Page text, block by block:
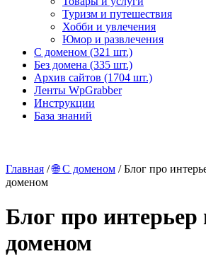
Туризм и путешествия
Хобби и увлечения
Юмор и развлечения
С доменом (321 шт.)
Без домена (335 шт.)
Архив сайтов (1704 шт.)
Ленты WpGrabber
Инструкции
База знаний
Главная /🌐 С доменом / Блог про
доменом
Блог про интерьер
доменом